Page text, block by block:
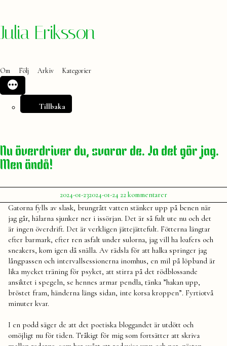
Hoppa
Julia Eriksson
Om Följ Arkiv Kategorier
Tillbaka
Nu överdriver du, svarar de. Ja det gör jag.
Men ändå!
Publicerat
av
Julia
2024-01-232024-01-24 22 kommentarertill
Nu
överdriver
du,
svarar
de.
Ja
det
gör
jag.
Men
ändå!
Gatorna fylls av slask, brungrått vatten stänker upp på benen när
jag går, hälarna sjunker ner i issörjan. Det är så fult ute nu och det
är ingen överdrift. Det är verkligen jättejättefult. Fötterna längtar
efter barmark, efter ren asfalt under sulorna, jag vill ha loafers och
sneakers, kom igen då snälla. Av rädsla för att halka springer jag
långpassen och intervallsessionerna inomhus, en mil på löpband är
lika mycket träning för psyket, att stirra på det rödblossande
ansiktet i spegeln, se hennes armar pendla, tänka ”hakan upp,
bröstet fram, händerna längs sidan, inte korsa kroppen”. Fyrtiotvå
minuter kvar.
I en podd säger de att det poetiska bloggandet är utdött och
omöjligt nu för tiden. Tråkigt för mig som fortsätter att skriva